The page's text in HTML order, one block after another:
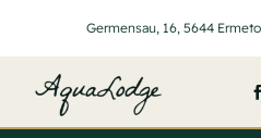
contenu
Germensau, 16, 5644